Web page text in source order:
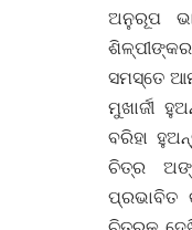
ଅନୁରୂପ
ସମସ୍ତେ
ମୁଖାର୍ଜୀ
ବରିହା
ଚିତ୍ର
ପ୍ରଭାବିତ